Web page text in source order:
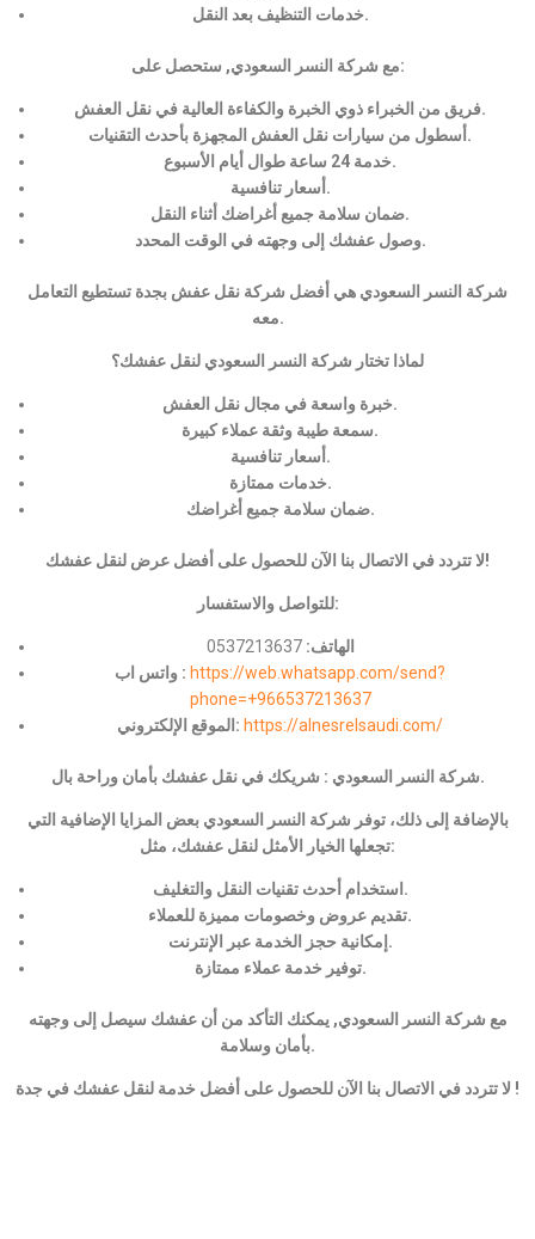
خدمات التنظيف بعد النقل.
مع شركة النسر السعودي, ستحصل على:
فريق من الخبراء ذوي الخبرة والكفاءة العالية في نقل العفش.
أسطول من سيارات نقل العفش المجهزة بأحدث التقنيات.
خدمة 24 ساعة طوال أيام الأسبوع.
أسعار تنافسية.
ضمان سلامة جميع أغراضك أثناء النقل.
وصول عفشك إلى وجهته في الوقت المحدد.
شركة النسر السعودي هي أفضل شركة نقل عفش بجدة تستطيع التعامل
معه.
لماذا تختار شركة النسر السعودي لنقل عفشك؟
خبرة واسعة في مجال نقل العفش.
سمعة طيبة وثقة عملاء كبيرة.
أسعار تنافسية.
خدمات ممتازة.
ضمان سلامة جميع أغراضك.
لا تتردد في الاتصال بنا الآن للحصول على أفضل عرض لنقل عفشك!
للتواصل والاستفسار:
الهاتف: 0537213637
واتس اب : https://web.whatsapp.com/send?
phone=+966537213637
الموقع الإلكتروني: https://alnesrelsaudi.com/
شركة النسر السعودي : شريكك في نقل عفشك بأمان وراحة بال.
بالإضافة إلى ذلك، توفر شركة النسر السعودي بعض المزايا الإضافية التي
تجعلها الخيار الأمثل لنقل عفشك، مثل:
استخدام أحدث تقنيات النقل والتغليف.
تقديم عروض وخصومات مميزة للعملاء.
إمكانية حجز الخدمة عبر الإنترنت.
توفير خدمة عملاء ممتازة.
مع شركة النسر السعودي, يمكنك التأكد من أن عفشك سيصل إلى وجهته
بأمان وسلامة.
لا تتردد في الاتصال بنا الآن للحصول على أفضل خدمة لنقل عفشك في جدة !